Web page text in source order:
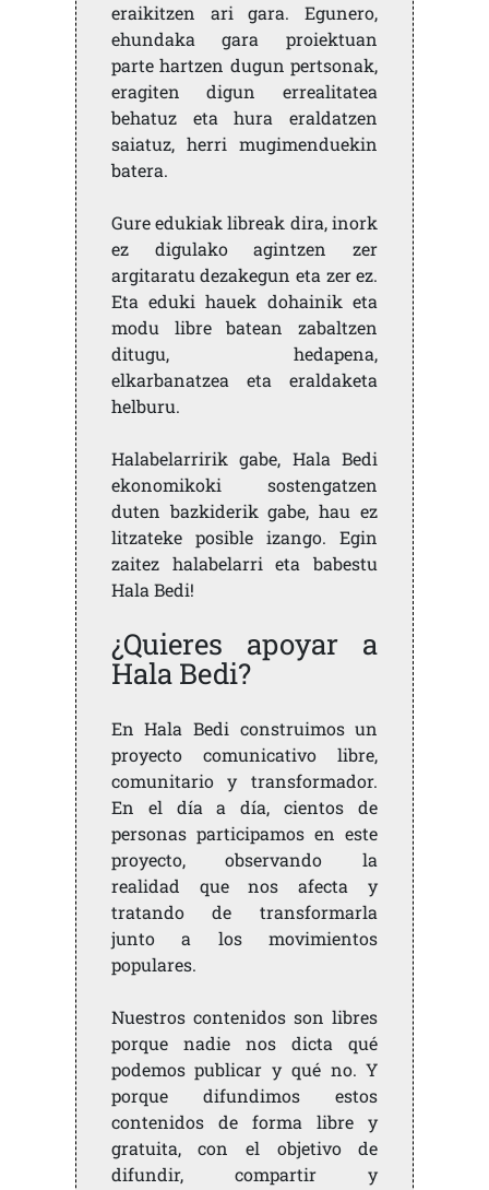
eraikitzen ari gara. Egunero,
ehundaka gara proiektuan
parte hartzen dugun pertsonak,
eragiten digun errealitatea
behatuz eta hura eraldatzen
saiatuz, herri mugimenduekin
batera.
Gure edukiak libreak dira, inork
ez digulako agintzen zer
argitaratu dezakegun eta zer ez.
Eta eduki hauek dohainik eta
modu libre batean zabaltzen
ditugu, hedapena,
elkarbanatzea eta eraldaketa
helburu.
Halabelarririk gabe, Hala Bedi
ekonomikoki sostengatzen
duten bazkiderik gabe, hau ez
litzateke posible izango. Egin
zaitez halabelarri eta babestu
Hala Bedi!
¿Quieres apoyar a
Hala Bedi?
En Hala Bedi construimos un
proyecto comunicativo libre,
comunitario y transformador.
En el día a día, cientos de
personas participamos en este
proyecto, observando la
realidad que nos afecta y
tratando de transformarla
junto a los movimientos
populares.
Nuestros contenidos son libres
porque nadie nos dicta qué
podemos publicar y qué no. Y
porque difundimos estos
contenidos de forma libre y
gratuita, con el objetivo de
difundir, compartir y